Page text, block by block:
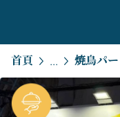
首頁 ... 焼鳥パ